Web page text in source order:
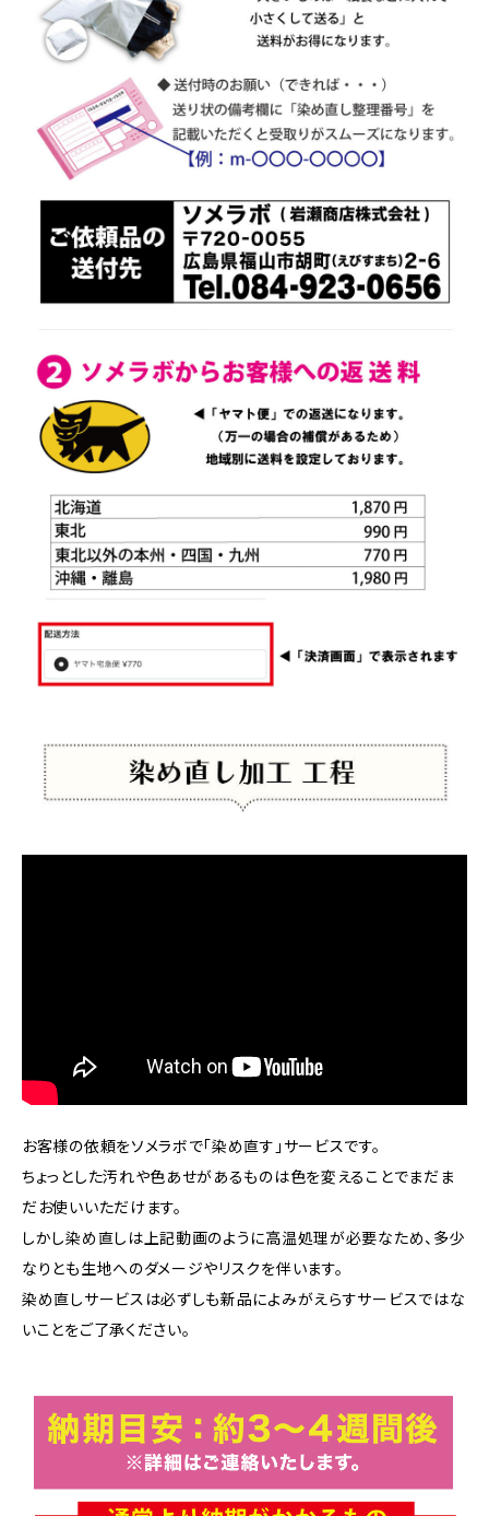
お客様の依頼をソメラボで「染め直す」サービスです。
ちょっとした汚れや色あせがあるものは色を変えることでまだま
だお使いいただけます。
しかし染め直しは上記動画のように高温処理が必要なため、多少
なりとも生地へのダメージやリスクを伴います。
染め直しサービスは必ずしも新品によみがえらすサービスではな
いことをご了承ください。